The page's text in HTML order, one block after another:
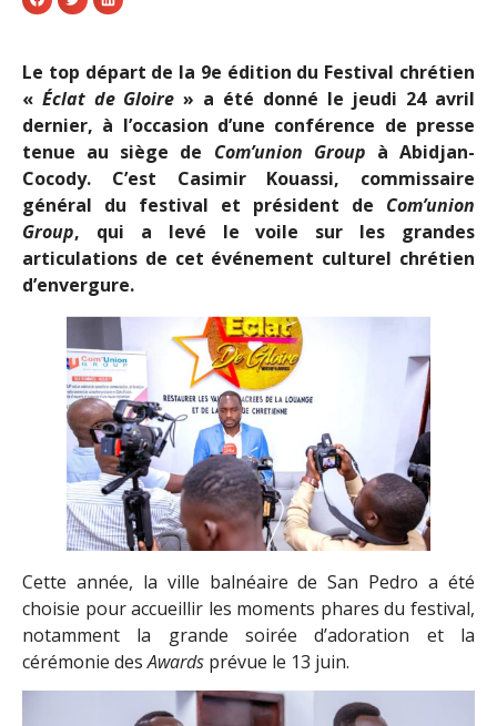
Le top départ de la 9e édition du Festival chrétien
« Éclat de Gloire» a été donné le jeudi 24 avril
dernier, à l’occasion d’une conférence de presse
tenue au siège de Com’union Group à Abidjan-
Cocody. C’est Casimir Kouassi, commissaire
général du festival et président de Com’union
Group, qui a levé le voile sur les grandes
articulations de cet événement culturel chrétien
d’envergure.
Cette année, la ville balnéaire de San Pedro a été
choisie pour accueillir les moments phares du festival,
notamment la grande soirée d’adoration et la
cérémonie desAwards prévue le 13 juin.